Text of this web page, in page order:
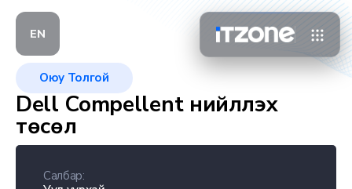
EN
Оюу Толгой
Dell Compellent нийлүүлэх
төсөл
Салбар: